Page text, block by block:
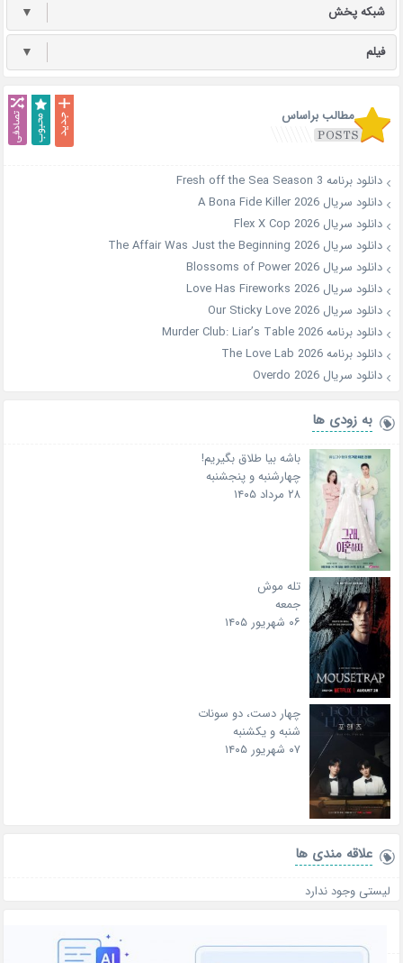
شبکه پخش ▼
فیلم ▼
مطالب براساس
دانلود برنامه Fresh off the Sea Season 3
دانلود سریال A Bona Fide Killer 2026
دانلود سریال Flex X Cop 2026
دانلود سریال The Affair Was Just the Beginning 2026
دانلود سریال Blossoms of Power 2026
دانلود سریال Love Has Fireworks 2026
دانلود سریال Our Sticky Love 2026
دانلود برنامه Murder Club: Liar’s Table 2026
دانلود برنامه The Love Lab 2026
دانلود سریال Overdo 2026
به زودی ها
باشه بیا طلاق بگیریم!
چهارشنبه و پنجشنبه
۲۸ مرداد ۱۴۰۵
تله موش
جمعه
۰۶ شهریور ۱۴۰۵
چهار دست، دو سونات
شنبه و یکشنبه
۰۷ شهریور ۱۴۰۵
علاقه‌ مندی ها
لیستی وجود ندارد